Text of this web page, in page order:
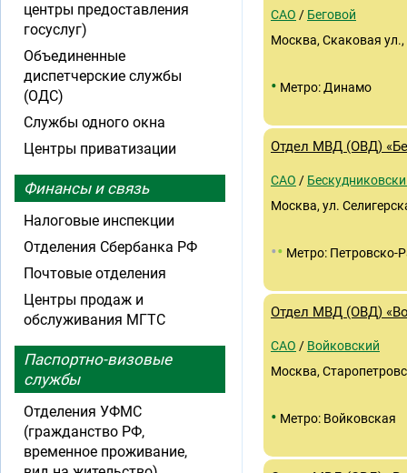
САО / Беговой
Москва, Скаковая ул.,
• Метро: Динамо
Отдел МВД (ОВД)
САО /
Москва, ул.
•• Метро: Петровско-
Отдел МВД (ОВД)
САО / Войковский
Москва,
• Метро: Войковская
центры предоставления
госуслуг)
Объединенные
диспетчерские службы
(ОДС)
Службы одного окна
Центры приватизации
Финансы и связь
Налоговые инспекции
Отделения Сбербанка РФ
Почтовые отделения
Центры продаж и
обслуживания МГТС
Паспортно-визовые
службы
Отделения УФМС
(гражданство РФ,
временное проживание,